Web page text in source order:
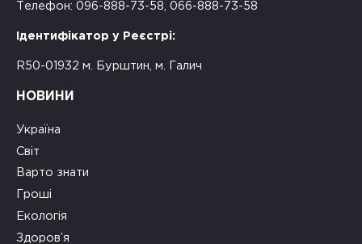
Телефон: 096-888-73-58, 066-888-73-58
Ідентифікатор у Реєстрі:
R50-01932 м. Бурштин, м. Галич
НОВИНИ
Україна
Світ
Варто знати
Гроші
Екологія
Здоров’я